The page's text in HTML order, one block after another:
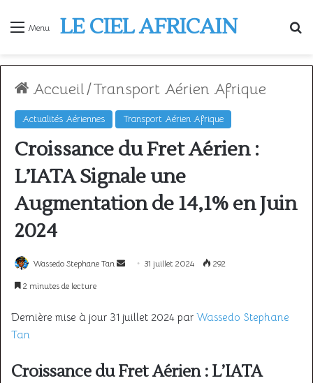
Menu LE CIEL AFRICAIN
Accueil/Transport Aérien Afrique
Actualités Aériennes Transport Aérien Afrique
Croissance du Fret Aérien :
L’IATA Signale une
Augmentation de 14,1% en Juin
2024
Wassedo Stephane Tan
Envoyer31 juillet 2024 292
2 minutes de lecture
Dernière mise à jour 31 juillet 2024 par Wassedo Stephane
Tan
Croissance du Fret Aérien : L’IATA